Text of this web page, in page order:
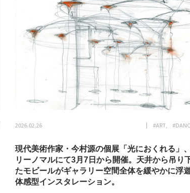
2026.02.26 #ART
現代美術作家・今村源の個展「光におくれる」
リーノマルにて3月7日から開催。天井から吊り
たモビールがギャラリー空間全体を緩やかに浮遊
体感型インスタレーション。